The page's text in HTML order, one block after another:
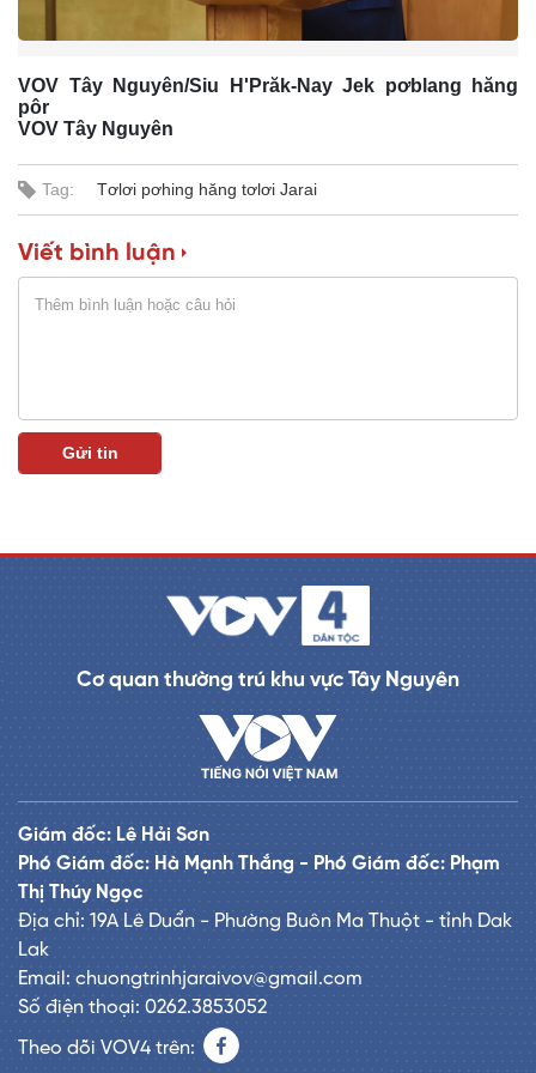
e
VOV Tây Nguyên/Siu H'Prăk-Nay Jek pơblang hăng
pôr
VOV Tây Nguyên
Tag: Tơlơi pơhing hăng tơlơi Jarai
Viết bình luận
Cơ quan thường trú khu vực Tây Nguyên
Giám đốc: Lê Hải Sơn
Phó Giám đốc: Hà Mạnh Thắng - Phó Giám đốc: Phạm
Thị Thúy Ngọc
Địa chỉ: 19A Lê Duẩn - Phường Buôn Ma Thuột - tỉnh Dak
Lak
Email: chuongtrinhjaraivov@gmail.com
Số điện thoại: 0262.3853052
Theo dõi VOV4 trên: